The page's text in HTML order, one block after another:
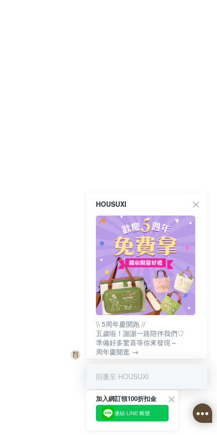
HOUSUXI
\\ 5周年慶開跑 //
五歲啦！謝謝一路陪伴我們♡
準備好多驚喜等你來發現～
周年慶開逛 →
回覆至 HOUSUXI
加入綁訂領100折扣金
連結 LINE 帳號